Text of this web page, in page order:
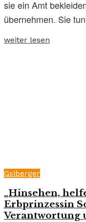
sie ein Amt
übernehmen. Sie
weiter lesen
Gsiberger
„Hinsehen,
Erbprinzessin
Verantwortung